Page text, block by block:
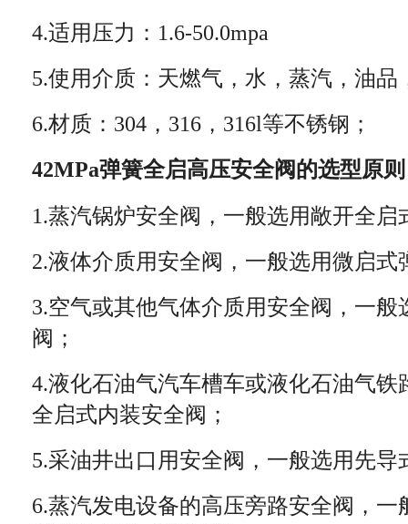
4.适用压力：1.6-50.0mpa
5.使用介质：天燃气，水，蒸汽，油品
6.材质：304，316，316l等不锈钢；
42MPa弹簧全启高压安全阀的选型原则
1.蒸汽锅炉安全阀，一般选用敞开全启
2.液体介质用安全阀，一般选用微启式
3.空气或其他气体介质用安全阀，一
阀；
4.液化石油气汽车槽车或液化石油气
全启式内装安全阀；
5.采油井出口用安全阀，一般选用先导
6.蒸汽发电设备的高压旁路安全阀，